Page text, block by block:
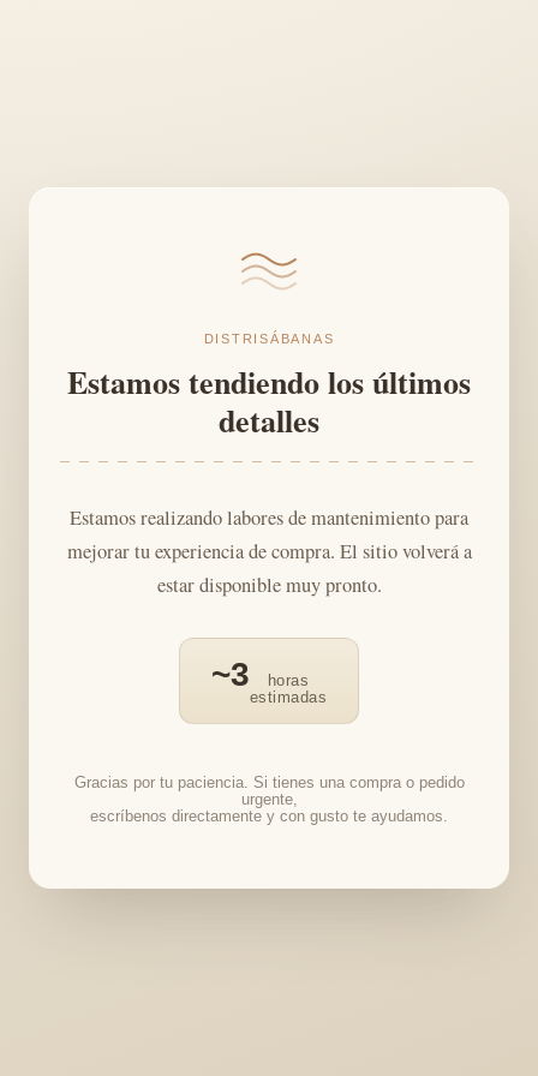
DISTRISÁBANAS
Estamos tendiendo los últimos
detalles
Estamos realizando labores de mantenimiento para
mejorar tu experiencia de compra. El sitio volverá a
estar disponible muy pronto.
~3
horas
estimadas
Gracias por tu paciencia. Si tienes una compra o pedido
urgente,
escríbenos directamente y con gusto te ayudamos.